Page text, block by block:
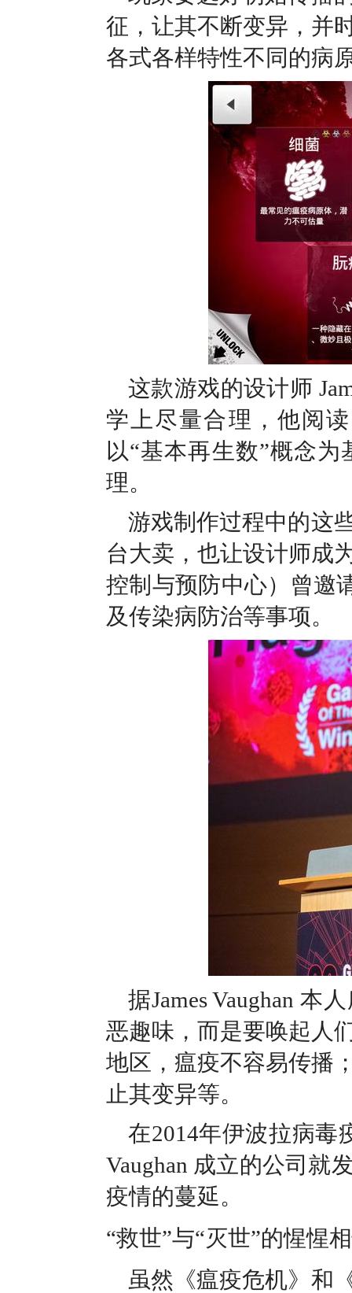
征，让其不断变异，并
各式各样特性不同的病
这款游戏的设计师
学上尽量合理，他阅
以“基本再生数”概念
理。
游戏制作过程中的这
台大卖，也让设计师成
控制与预防中心）曾邀
及传染病防治等事项。
据James Vaughan 本
恶趣味，而是要唤起人
地区，瘟疫不容易传播
止其变异等。
在2014年伊波拉病毒
Vaughan 成立的公司就
疫情的蔓延。
“救世”与“灭世”的惺惺
虽然《瘟疫危机》和